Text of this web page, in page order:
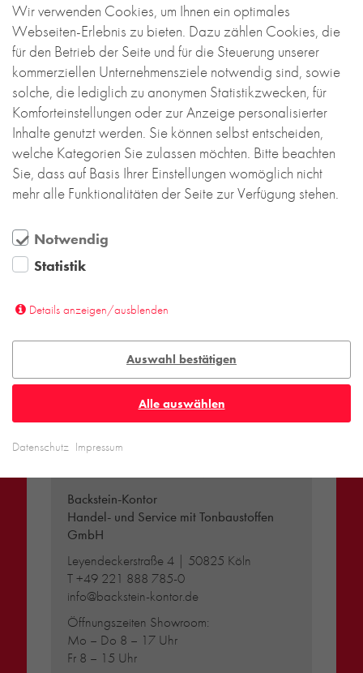
DEUTSCHLAND
Backstein-Kontor
Handel- und Service mit Tonbaustoffen
GmbH
Leyendeckerstraße 4 | 50825 Köln
T+49 221 888 785-0
info@backstein-kontor.de
Öffnungszeiten Showroom:
Mo – Do 8 – 17 Uhr
Fr 8 – 15 Uhr
Wir verwenden Cookies, um Ihnen ein optimales
Webseiten-Erlebnis zu bieten. Dazu zählen Cookies, die
für den Betrieb der Seite und für die Steuerung unserer
kommerziellen Unternehmensziele notwendig sind, sowie
solche, die lediglich zu anonymen Statistikzwecken, für
Komforteinstellungen oder zur Anzeige personalisierter
Inhalte genutzt werden. Sie können selbst entscheiden,
welche Kategorien Sie zulassen möchten. Bitte beachten
Sie, dass auf Basis Ihrer Einstellungen womöglich nicht
mehr alle Funktionalitäten der Seite zur Verfügung stehen.
Notwendig
Statistik
Details anzeigen/ausblenden
Auswahl bestätigen
Alle auswählen
Datenschutz Impressum